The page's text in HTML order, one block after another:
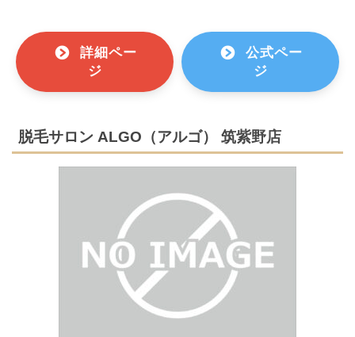
詳細ペー
ジ
公式ペー
ジ
脱毛サロン ALGO（アルゴ） 筑紫野店